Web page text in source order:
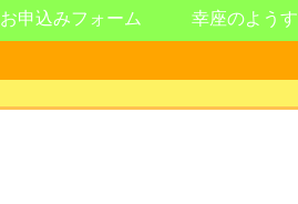
お申込みフォーム 幸座のようす